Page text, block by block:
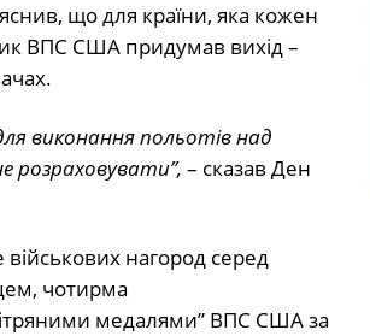
що для країни, яка кожен
ВПС США придумав вихід –
виконання польотів над
розраховувати”, – сказав Ден
нагород серед
чотирма
медалями” ВПС США за